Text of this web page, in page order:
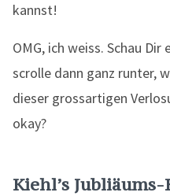
kannst!
OMG, ich weiss. Schau
scrolle dann ganz runter,
dieser grossartigen
okay?
Kiehl’s